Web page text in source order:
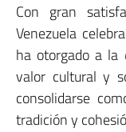
Con gran
Venezuela
ha otorgado a la
valor cultural y
consolidarse
tradición y